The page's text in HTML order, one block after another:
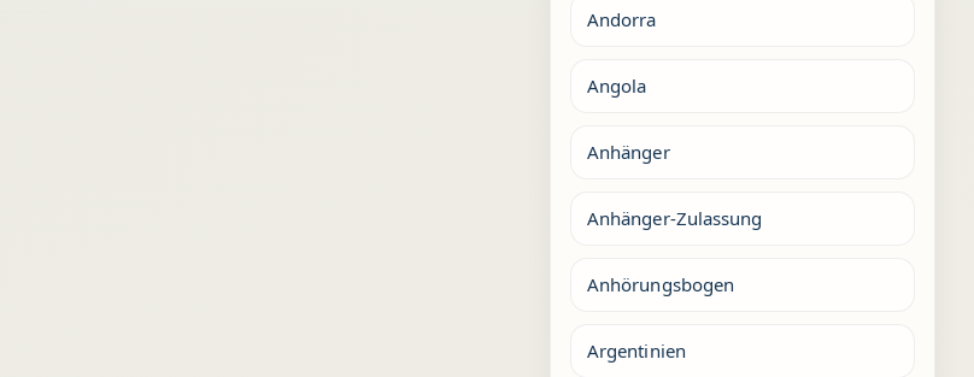
Andorra
Angola
Anhänger
Anhänger-Zulassung
Anhörungsbogen
Argentinien